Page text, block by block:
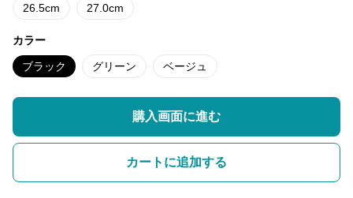
26.5cm 27.0cm
カラー
ブラック グリーン ベージュ
購入画面に進む
カートに追加する